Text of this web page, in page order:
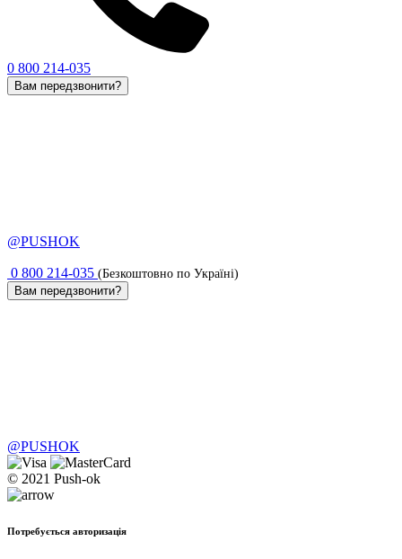
0 800 214-035
Вам передзвонити?
@PUSHOK
0 800 214-035 (Безкоштовно по Україні)
Вам передзвонити?
@PUSHOK
© 2021 Push-ok
Потребується авторизація